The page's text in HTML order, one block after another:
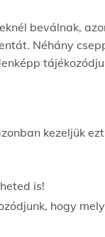
beválnak,
Néhány
kezeljük
is!
hogy